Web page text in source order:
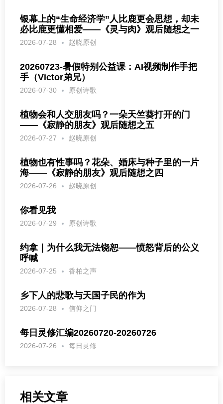
银幕上的“生命经济学”人比鹿更会思想，却未
必比鹿更懂相爱——《灵与肉》观后随想之一
2026-07-28 赵晓原创
20260723-暑假特别公益课：AI视频制作手把
手（Victor弟兄）
2026-07-30 原创诗歌
植物会和人交朋友吗？一朵天竺葵打开的门
——《寂静的朋友》观后随想之五
2026-07-27 赵晓原创
植物也有性事吗？花朵、婚床与种子里的一片
海——《寂静的朋友》观后随想之四
2026-07-26 赵晓原创
你看见我
2026-07-29 原创诗歌
约拿｜为什么我无法饶恕——愤怒背后的公义
呼喊
2026-07-25 香柏之声
乡下人的悲歌与天国子民的作为
2026-07-28 信仰之门
每日灵修汇编20260720-20260726
2026-07-26 每日灵修
相关文章